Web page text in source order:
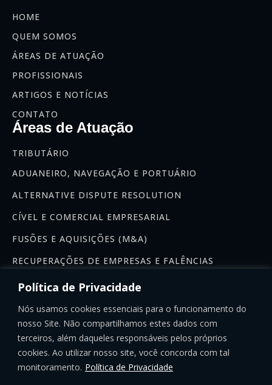
Política de Privacidade
Nós usamos cookies essenciais para o funcionamento do
nosso Site. Não compartilhamos estes dados com
terceiros, além daqueles responsáveis pelos próprios
cookies. Ao utilizar nosso site, você concorda com tal
monitoramento. Política de Privacidade
HOME
QUEM SOMOS
ÁREAS DE ATUAÇÃO
PROFISSIONAIS
ARTIGOS E NOTÍCIAS
CONTATO
Áreas de Atuação
TRIBUTÁRIO
ADUANEIRO, NAVEGAÇÃO E PORTUÁRIO
ALTERNATIVE DISPUTE RESOLUTION
CÍVEL E COMERCIAL EMPRESARIAL
FUSÕES E AQUISIÇÕES (M&A)
RECUPERAÇÕES DE EMPRESAS E FALÊNCIAS
Se inscreva na nossa newsletter:
INSCREVER-SE